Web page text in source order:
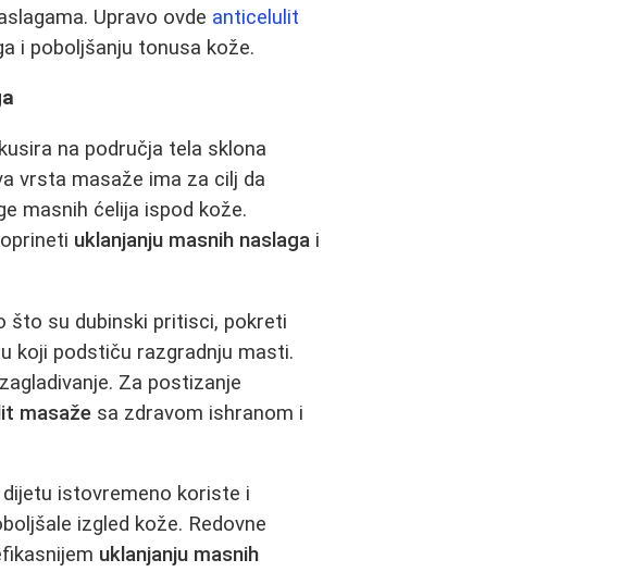
Upravo ovde anticelulit
i poboljšanju tonusa kože.
na područja tela sklona
vrsta masaže ima za cilj da
masnih ćelija ispod kože.
uklanjanju masnih naslaga i
što su dubinski pritisci, pokreti
koji podstiču razgradnju masti.
Za postizanje
masaže sa zdravom ishranom i
istovremeno koriste i
izgled kože. Redovne
uklanjanju masnih